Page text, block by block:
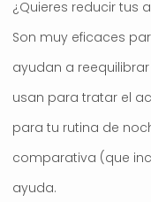
¿Quieres reducir tus
Son muy eficaces
ayudan a
usan para tratar el
para tu rutina de
comparativa (que
ayuda.